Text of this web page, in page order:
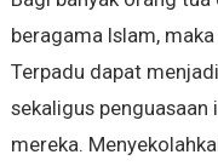
beragama Islam,
Terpadu dapat
sekaligus
mereka.